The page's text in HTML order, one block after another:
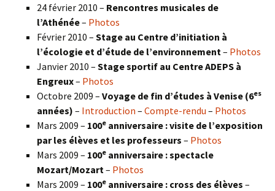
24 février 2010 – Rencontres musicales de
l’Athénée– Photos
Février 2010 – Stage au Centre d’initiation à
l’écologie et d’étude de l’environnement – Photos
Janvier 2010 – Stage sportif au Centre ADEPS à
Engreux– Photos
Octobre 2009 – Voyage de fin d’études à Venise (6es
années) – Introduction – Compte-rendu – Photos
Mars 2009 – 100e anniversaire : visite de l’exposition
par les élèves et les professeurs – Photos
Mars 2009 – 100e anniversaire : spectacle
Mozart/Mozart – Photos
Mars 2009 – 100e anniversaire : cross des élèves –